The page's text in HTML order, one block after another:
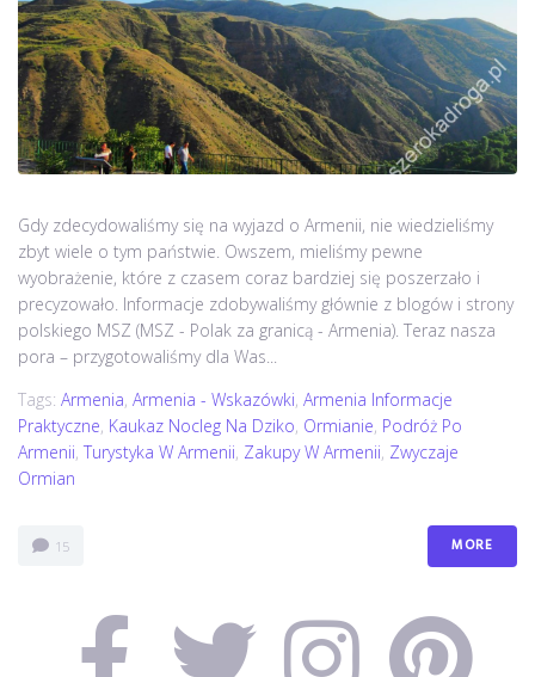
Gdy zdecydowaliśmy się na wyjazd o Armenii, nie wiedzieliśmy
zbyt wiele o tym państwie. Owszem, mieliśmy pewne
wyobrażenie, które z czasem coraz bardziej się poszerzało i
precyzowało. Informacje zdobywaliśmy głównie z blogów i strony
polskiego MSZ (MSZ - Polak za granicą - Armenia). Teraz nasza
pora – przygotowaliśmy dla Was...
Tags: Armenia, Armenia - Wskazówki, Armenia Informacje
Praktyczne, Kaukaz Nocleg Na Dziko, Ormianie, Podróż Po
Armenii, Turystyka W Armenii, Zakupy W Armenii, Zwyczaje
Ormian
15 MORE